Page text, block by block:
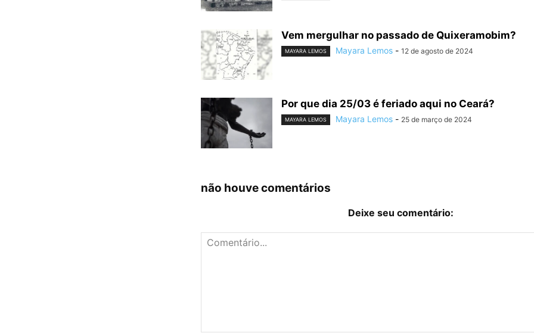
Vem mergulhar no passado de Quixeramobim?
MAYARA LEMOS Mayara Lemos - 12 de agosto de 2024
Por que dia 25/03 é feriado aqui no Ceará?
MAYARA LEMOS Mayara Lemos - 25 de março de 2024
não houve comentários
Deixe seu comentário: